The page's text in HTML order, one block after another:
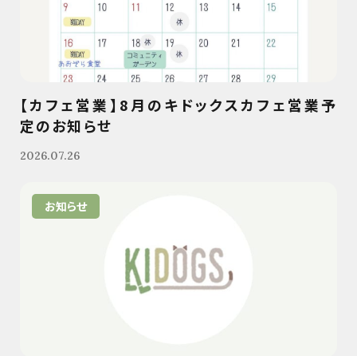
【カフェ営業】8月のキドックスカフェ営業予
定のお知らせ
2026.07.26
お知らせ